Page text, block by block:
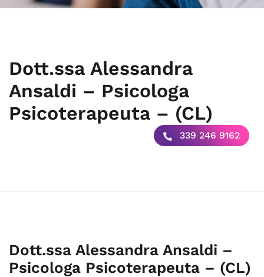
Dott.ssa Alessandra
Ansaldi – Psicologa
Psicoterapeuta – (CL)
339 246 9162
Dott.ssa Alessandra Ansaldi –
Psicologa Psicoterapeuta – (CL)